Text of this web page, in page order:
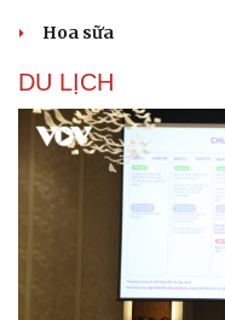
Sân khấu - Điện ảnh
Hoa sữa
DU LỊCH